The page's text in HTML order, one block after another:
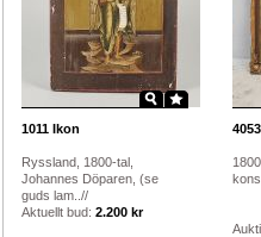
1011 Ikon
Ryssland, 1800-tal,
Johannes Döparen, (se
guds lam..//
Aktuellt bud: 2.200 kr
4053